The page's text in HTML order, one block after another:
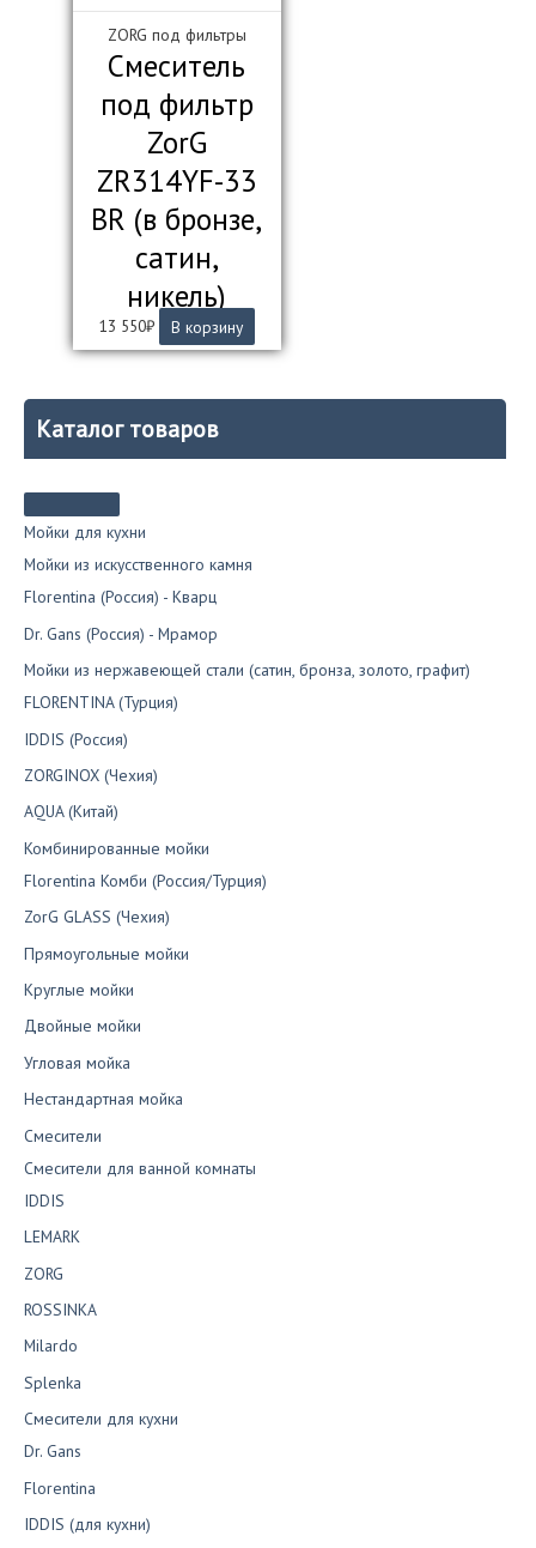
Каталог товаров
Мойки для кухни
Мойки из искусственного камня
Florentina (Россия) - Кварц
Dr. Gans (Россия) - Мрамор
Мойки из нержавеющей стали (сатин, бронза, золото, графит)
FLORENTINA (Турция)
IDDIS (Россия)
ZORGINOX (Чехия)
AQUA (Китай)
Комбинированные мойки
Florentina Комби (Россия/Турция)
ZorG GLASS (Чехия)
Прямоугольные мойки
Круглые мойки
Двойные мойки
Угловая мойка
Нестандартная мойка
Смесители
Смесители для ванной комнаты
IDDIS
LEMARK
ZORG
ROSSINKA
Milardo
Splenka
Смесители для кухни
Dr. Gans
Florentina
IDDIS (для кухни)
ZORG под фильтры
Смеситель
под фильтр
ZorG
ZR314YF-33
BR (в бронзе,
сатин,
никель)
13 550₽ В корзину